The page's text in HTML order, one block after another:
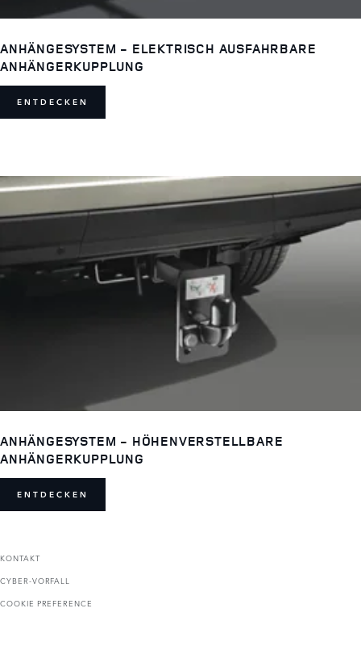
ANHÄNGESYSTEM - ELEKTRISCH AUSFAHRBARE
ANHÄNGERKUPPLUNG
ENTDECKEN
ANHÄNGESYSTEM - HÖHENVERSTELLBARE
ANHÄNGERKUPPLUNG
ENTDECKEN
KONTAKT
CYBER-VORFALL
COOKIE PREFERENCE